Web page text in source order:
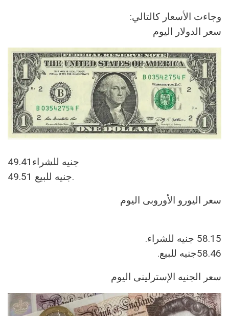
49.41جنيه للشراء
49.51 جنيه للبيع.
58.15 جنيه للشراء.
58.46جنيه للبيع.